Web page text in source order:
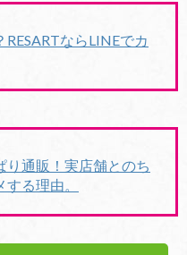
ならLINEでカ
通販！実店舗とのち
る理由。